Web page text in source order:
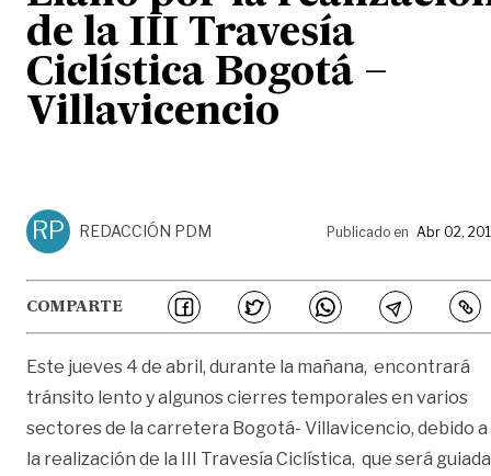
de la III Travesía
Ciclística Bogotá –
Villavicencio
RP REDACCIÓN PDM Publicado en Abr 02,
COMPARTE
Este jueves 4 de abril, durante la mañana, encontrará
tránsito lento y algunos cierres temporales en varios
sectores de la carretera Bogotá- Villavicencio, debido a
la realización de la III Travesía Ciclística, que será guiada